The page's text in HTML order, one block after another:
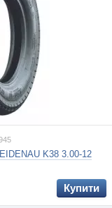
K38 3.00-12
Купити